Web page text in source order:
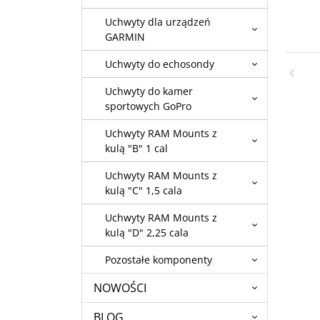
Uchwyty dla urządzeń
GARMIN
Uchwyty do echosondy
Uchwyty do kamer
sportowych GoPro
Uchwyty RAM Mounts z
kulą "B" 1 cal
Uchwyty RAM Mounts z
kulą "C" 1,5 cala
Uchwyty RAM Mounts z
kulą "D" 2,25 cala
Pozostałe komponenty
NOWOŚCI